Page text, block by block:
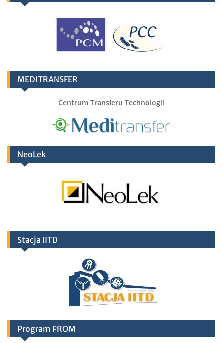
MEDITRANSFER
Centrum Transferu Technologii
NeoLek
Stacja IITD
Program PROM